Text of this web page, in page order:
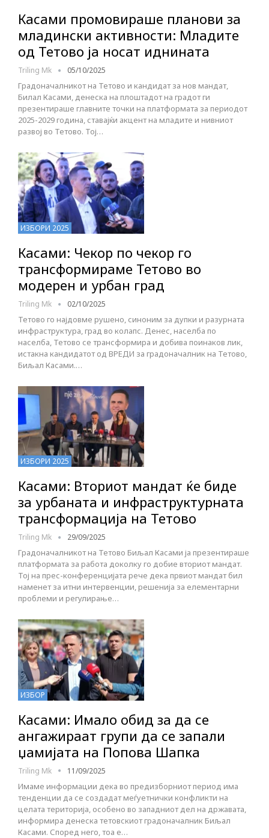
Касами промовираше планови за
младински активности: Младите
од Тетово ја носат иднината
Triling Mk 05/10/2025
Градоначалникот на Тетово и кандидат за нов мандат,
Билал Касами, денеска на плоштадот на градот ги
презентираше главните точки на платформата за периодот
2025-2029 година, ставајќи акцент на младите и нивниот
развој во Тетово. Тој…
ИЗБОРИ 2025
Касами: Чекор по чекор го
трансформираме Тетово во
модерен и урбан град
Triling Mk 02/10/2025
Тетово го најдовме рушено, синоним за дупки и разурната
инфраструктура, град во колапс. Денес, населба по
населба, Тетово се трансформира и добива поинаков лик,
истакна кандидатот од ВРЕДИ за градоначалник на Тетово,
Биљал Касами.…
ИЗБОРИ 2025
Касами: Вториот мандат ќе биде
за урбаната и инфраструктурната
трансформација на Тетово
Triling Mk 29/09/2025
Градоначалникот на Тетово Биљал Касами ја презентираше
платформата за работа доколку го добие вториот мандат.
Тој на прес-конференцијата рече дека првиот мандат бил
наменет за итни интервенции, решенија за елементарни
проблеми и регулирање…
ИЗБОР
Касами: Имало обид за да се
ангажираат групи да се запали
џамијата на Попова Шапка
Triling Mk 11/09/2025
Имаме информации дека во предизборниот период има
тенденции да се создадат меѓуетнички конфликти на
целата територија, особено во западниот дел на државата,
информира денеска тетовскиот градоначалник Биљал
Касами. Според него, тоа е…